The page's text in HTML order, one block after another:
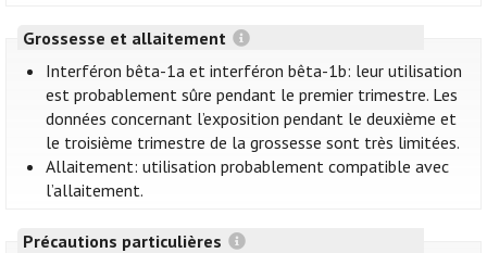
Grossesse et allaitement
Interféron bêta-1a et interféron bêta-1b: leur utilisation
est probablement sûre pendant le premier trimestre. Les
données concernant l’exposition pendant le deuxième et
le troisième trimestre de la grossesse sont très limitées.
Allaitement: utilisation probablement compatible avec
l’allaitement.
Précautions particulières